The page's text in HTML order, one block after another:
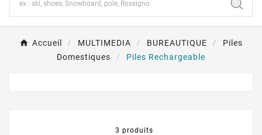
Accueil MULTIMEDIA BUREAUTIQUE
Piles
Domestiques
Piles Rechargeable
3 produits